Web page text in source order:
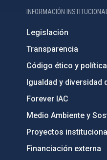
INFORMACIÓN INSTITUCIONAL
Legislación
Transparencia
Código ético y
Igualdad y diversidad
Forever IAC
Medio Ambiente y
Proyectos
Financiación externa